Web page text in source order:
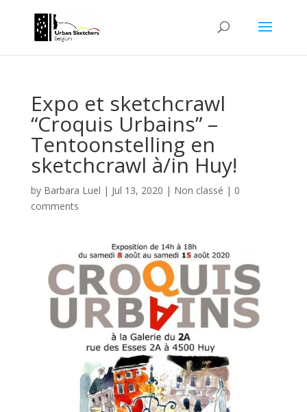
Expo et sketchcrawl
“Croquis Urbains” –
Tentoonstelling en
sketchcrawl à/in Huy!
by Barbara Luel | Jul 13, 2020 | Non classé | 0
comments